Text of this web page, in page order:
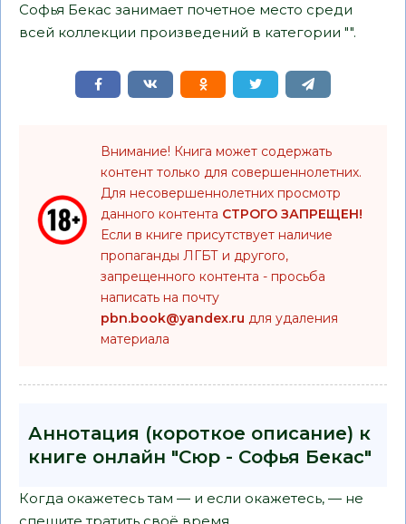
Софья Бекас занимает почетное место среди
всей коллекции произведений в категории "".
Внимание! Книга может содержать
контент только для совершеннолетних.
Для несовершеннолетних просмотр
данного контента СТРОГО ЗАПРЕЩЕН!
Если в книге присутствует наличие
пропаганды ЛГБТ и другого,
запрещенного контента - просьба
написать на почту
pbn.book@yandex.ru для удаления
материала
Аннотация (короткое описание) к
книге онлайн "Сюр - Софья Бекас"
Когда окажетесь там — и если окажетесь, — не